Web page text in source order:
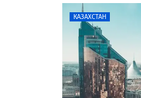
КАЗАХСТАН